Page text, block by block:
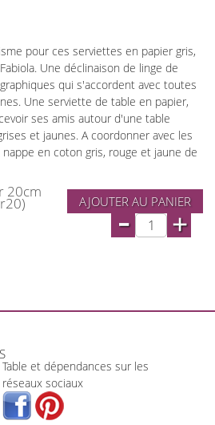
pour ces serviettes en papier gris,
Une déclinaison de linge de
qui s'accordent avec toutes
Une serviette de table en papier,
ses amis autour d'une table
et jaunes. A coordonner avec les
en coton gris, rouge et jaune de
20cm
AJOUTER AU PANIER
- +
Table et dépendances sur les
réseaux sociaux